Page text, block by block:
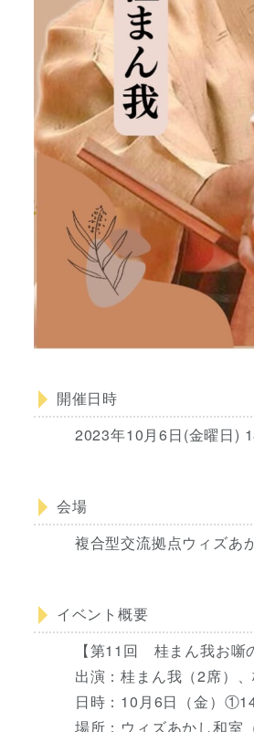
開催日時
2023年10月6日(金曜日)
会場
複合型交流拠点ウィズ
イベント概要
【第11回 桂まん我お噺
出演：桂まん我（2席）、
日時：10月6日（金）
場所：ウィズあかし和室